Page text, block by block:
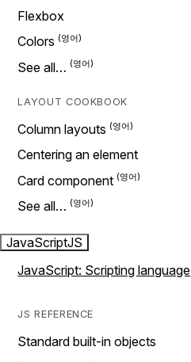
Flexbox
Colors
See all…
LAYOUT COOKBOOK
Column layouts
Centering an element
Card component
See all…
JavaScriptJS
JavaScript: Scripting language
JS REFERENCE
Standard built-in objects